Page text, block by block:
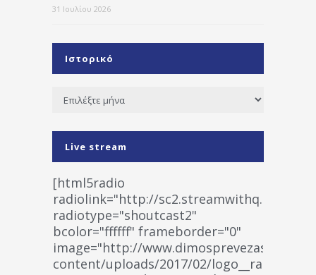
31 Ιουλίου 2026
Ιστορικό
Ιστορικό
Live stream
[html5radio
radiolink="http://
radiotype="shoutcast2"
bcolor="ffffff" frameborder="0"
image="http://www.dimosprevezas.gr/wp-
content/uploads/2017/02/